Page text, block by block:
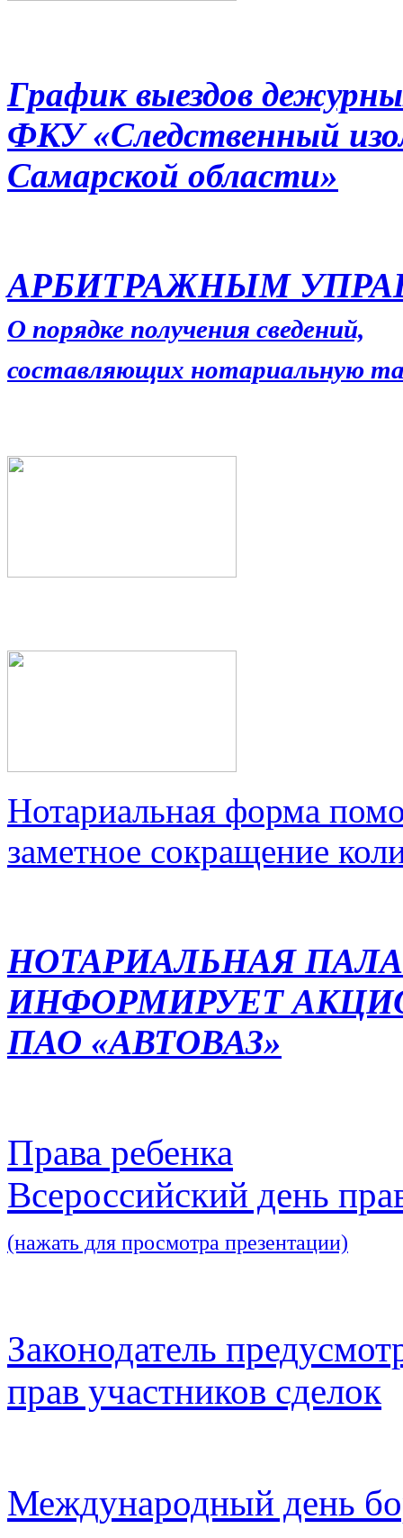
График выездов
ФКУ «Следственный
Самарской области»
АРБИТРАЖНЫМ
О порядке получения сведений,
составляющих нотариальную
Нотариальная форма
заметное сокращение
НОТАРИАЛЬНАЯ
ИНФОРМИРУЕТ
ПАО «АВТОВАЗ»
Права ребенка
Всероссийский день
(нажать для просмотра презентации)
Законодатель
прав участников сделок
Международный день